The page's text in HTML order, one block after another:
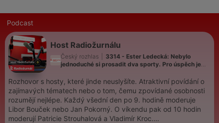
Podcast
Host Radiožurnálu
Český rozhlas
3314 - Ester Ledecká: Nebylo
jednoduché si prosadit dva sporty. Pro úspěch je
Rozhovor s hosty, které jinde neuslyšíte. Atraktivní povídání o
zajímavých tématech nebo o tom, čemu zpovídané osobnosti
rozumějí nejlépe. Každý všední den po 9. hodině moderuje
Libor Bouček nebo Jan Pokorný. O víkendu pak od 10 hodin
moderují Patricie Strouhalová a Vladimír Kroc.